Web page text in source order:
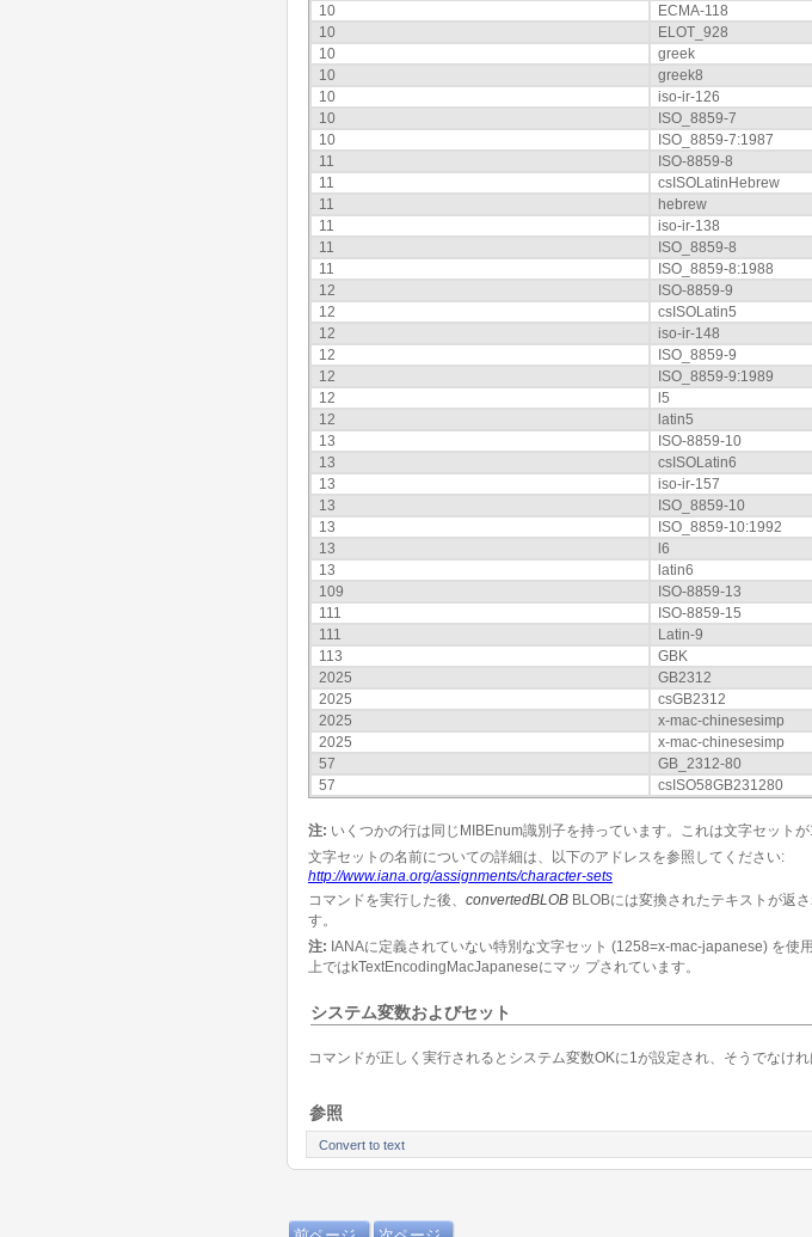
10
ECMA-118
10
ELOT_928
10
greek
10
greek8
10
iso-ir-126
10
ISO_8859-7
10
ISO_8859-7:1987
11
ISO-8859-8
11
csISOLatinHebrew
11
hebrew
11
iso-ir-138
11
ISO_8859-8
11
ISO_8859-8:1988
12
ISO-8859-9
12
csISOLatin5
12
iso-ir-148
12
ISO_8859-9
12
ISO_8859-9:1989
12
l5
12
latin5
13
ISO-8859-10
13
csISOLatin6
13
iso-ir-157
13
ISO_8859-10
13
ISO_8859-10:1992
13
l6
13
latin6
109
ISO-8859-13
111
ISO-8859-15
111
Latin-9
113
GBK
2025
GB2312
2025
csGB2312
2025
x-mac-chinesesimp
2025
x-mac-chinesesimp
57
GB_2312-80
57
csISO58GB231280
注: いくつかの行は同じMIBEnum識別子を持っています。これは文字セット
文字セットの名前についての詳細は、以下のアドレスを参照してください:
http://www.iana.org/assignments/character-sets
コマンドを実行した後、 convertedBLOB BLOBには変換されたテキストが返
す。
注: IANAに定義されていない特別な文字セット (1258=x-mac-japanese) を
上ではkTextEncodingMacJapaneseにマッ プされています。
システム変数およびセット
コマンドが正しく実行されるとシステム変数OKに1が設定され、そうでなけれ
参照
Convert to text